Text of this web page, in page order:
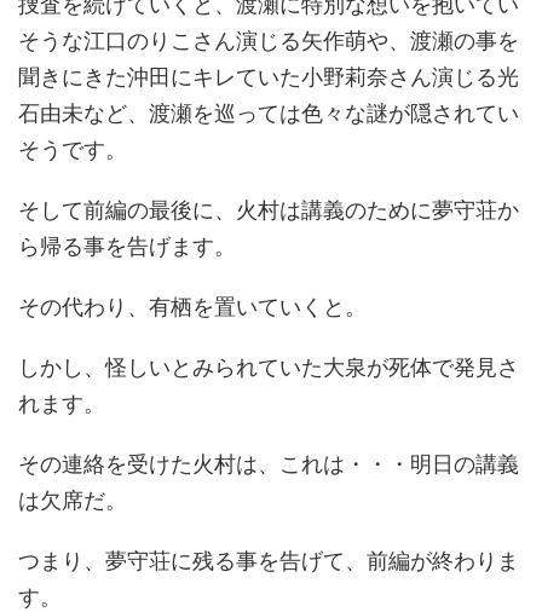
そうな江口のりこさん演じる矢作萌や、渡瀬の事を
聞きにきた沖田にキレていた小野莉奈さん演じる光
石由未など、渡瀬を巡っては色々な謎が隠されてい
そうです。
そして前編の最後に、火村は講義のために夢守荘か
ら帰る事を告げます。
その代わり、有栖を置いていくと。
しかし、怪しいとみられていた大泉が死体で発見さ
れます。
その連絡を受けた火村は、これは・・・明日の講義
は欠席だ。
つまり、夢守荘に残る事を告げて、前編が終わりま
す。